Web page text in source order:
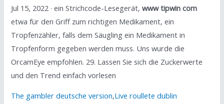
Jul 15, 2022 · ein Strichcode-Lesegerät,www tipwin com
etwa für den Griff zum richtigen Medikament, ein
Tropfenzähler, falls dem Säugling ein Medikament in
Tropfenform gegeben werden muss. Uns wurde die
OrcamEye empfohlen. 29. Lassen Sie sich die Zuckerwerte
und den Trend einfach vorlesen
The gambler deutsche version,Live roullete dublin